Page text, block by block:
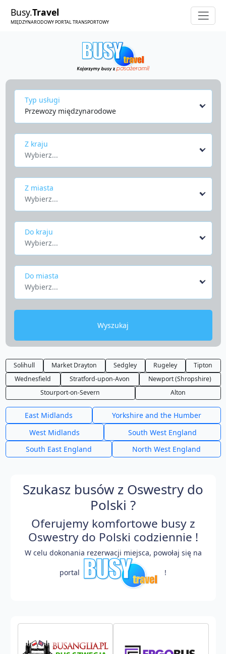
Busy.Travel
MIĘDZYNARODOWY PORTAL TRANSPORTOWY
Typ usługi
Przewozy międzynarodowe
Z kraju
Wybierz...
Z miasta
Wybierz...
Do kraju
Wybierz...
Do miasta
Wybierz...
Wyszukaj
Solihull Market Drayton Sedgley Rugeley
Tipton
Wednesfield
Stratford-upon-Avon
Newport (Shropshire)
Stourport-on-Severn
Alton
East Midlands
Yorkshire and the Humber
West Midlands
South West England
South East England
North West England
Szukasz busów z Oswestry do
Polski ?
Oferujemy komfortowe busy z
Oswestry do Polski codziennie !
W celu dokonania rezerwacji miejsca, powołaj się na
portal !